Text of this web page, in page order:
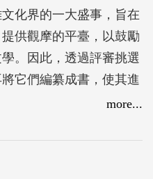
化界的一大盛事，旨在
供觀摩的平臺，以鼓勵
。因此，透過評審挑選
它們編纂成書，使其進
區以外的年輕朋友得以
more...